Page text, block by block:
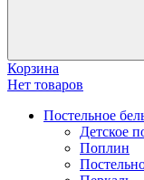
Корзина
Нет товаров
Постельное
Детское
Поплин